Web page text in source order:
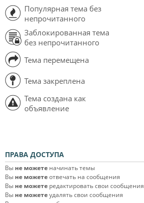
Популярная тема без
непрочитанного
Заблокированная тема
без непрочитанного
Тема перемещена
Тема закреплена
Тема создана как
объявление
ПРАВА ДОСТУПА
Вы не можете начинать темы
Вы не можетеотвечать на сообщения
Вы не можете редактировать свои сообщения
Вы не можетеудалять свои сообщения